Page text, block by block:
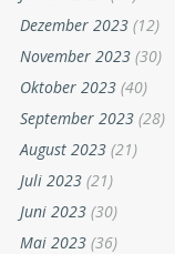
Dezember 2023 (12)
November 2023 (30)
Oktober 2023 (40)
September 2023 (28)
August 2023 (21)
Juli 2023 (21)
Juni 2023 (30)
Mai 2023 (36)